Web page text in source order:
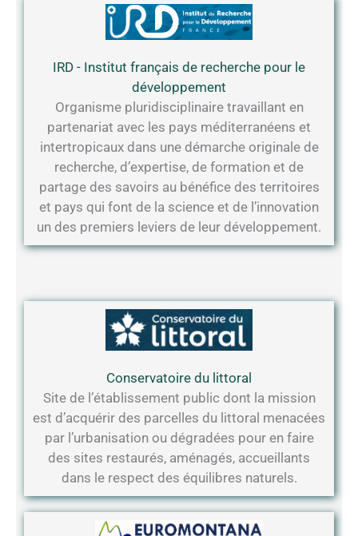
IRD - Institut français de recherche pour le
développement
Organisme pluridisciplinaire travaillant en
partenariat avec les pays méditerranéens et
intertropicaux dans une démarche originale de
recherche, d’expertise, de formation et de
partage des savoirs au bénéfice des territoires
et pays qui font de la science et de l’innovation
un des premiers leviers de leur développement.
Conservatoire du littoral
Site de l’établissement public dont la mission
est d’acquérir des parcelles du littoral menacées
par l’urbanisation ou dégradées pour en faire
des sites restaurés, aménagés, accueillants
dans le respect des équilibres naturels.